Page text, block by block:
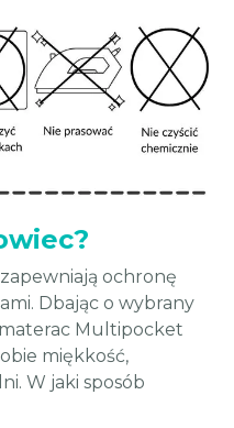
ochronę
Dbając o wybrany
Multipocket
miękkość,
W jaki sposób